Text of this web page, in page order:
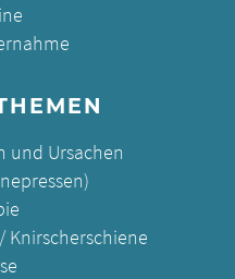
und Ursachen
Knirscherschiene